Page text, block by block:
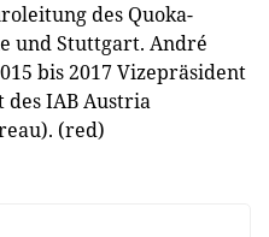
des Quoka-
und Stuttgart. André
bis 2017 Vizepräsident
des IAB Austria
(red)